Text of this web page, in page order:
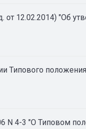
от 12.02.2014) "Об
Типового
N 4-3 "О Типовом